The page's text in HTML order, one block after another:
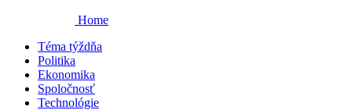
Home
Téma týždňa
Politika
Ekonomika
Spoločnosť
Technológie